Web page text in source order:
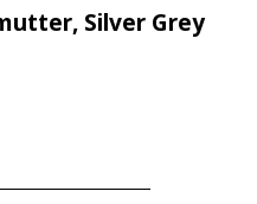
Silver Grey